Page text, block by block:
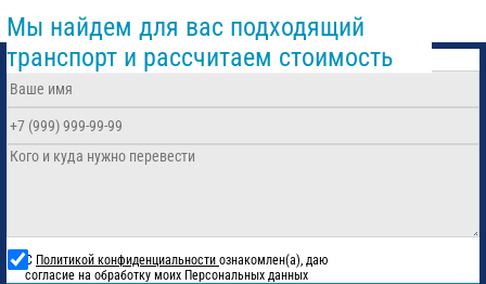
Мы найдем для вас подходящий
транспорт и рассчитаем стоимость
С Политикой конфиденциальности ознакомлен(а), даю
согласие на обработку моих Персональных данных